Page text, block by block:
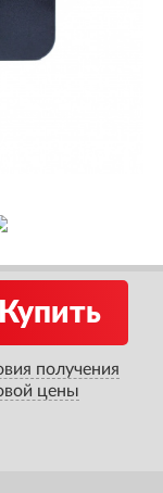
Купить
получения
цены